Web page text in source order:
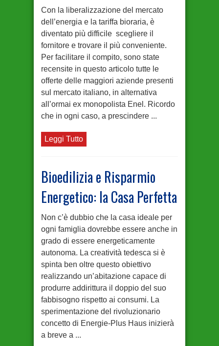
Con la liberalizzazione del mercato
dell’energia e la tariffa bioraria, è
diventato più difficile scegliere il
fornitore e trovare il più conveniente.
Per facilitare il compito, sono state
recensite in questo articolo tutte le
offerte delle maggiori aziende presenti
sul mercato italiano, in alternativa
all’ormai ex monopolista Enel. Ricordo
che in ogni caso, a prescindere ...
Leggi Tutto
Bioedilizia e Risparmio
Energetico: la Casa Perfetta
Non c’è dubbio che la casa ideale per
ogni famiglia dovrebbe essere anche in
grado di essere energeticamente
autonoma. La creatività tedesca si è
spinta ben oltre questo obiettivo
realizzando un’abitazione capace di
produrre addirittura il doppio del suo
fabbisogno rispetto ai consumi. La
sperimentazione del rivoluzionario
concetto di Energie-Plus Haus inizierà
a breve a ...